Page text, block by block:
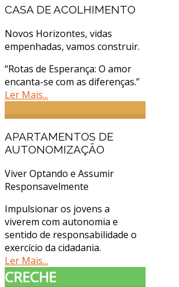
CASA DE ACOLHIMENTO
Novos Horizontes, vidas
empenhadas, vamos construir.
“Rotas de Esperança: O amor
encanta-se com as diferenças.”
Ler Mais...
APARTAMENTOS DE
AUTONOMIZAÇÃO
Viver Optando e Assumir
Responsavelmente
Impulsionar os jovens a
viverem com autonomia e
sentido de responsabilidade o
exercício da cidadania.
Ler Mais...
CRECHE